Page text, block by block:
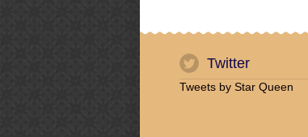
Twitter
Tweets by Star Queen